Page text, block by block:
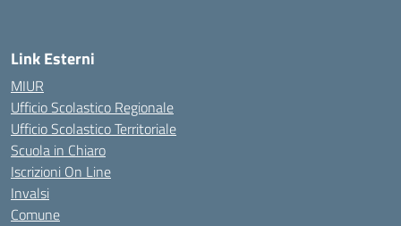
Link Esterni
MIUR
Ufficio Scolastico Regionale
Ufficio Scolastico Territoriale
Scuola in Chiaro
Iscrizioni On Line
Invalsi
Comune